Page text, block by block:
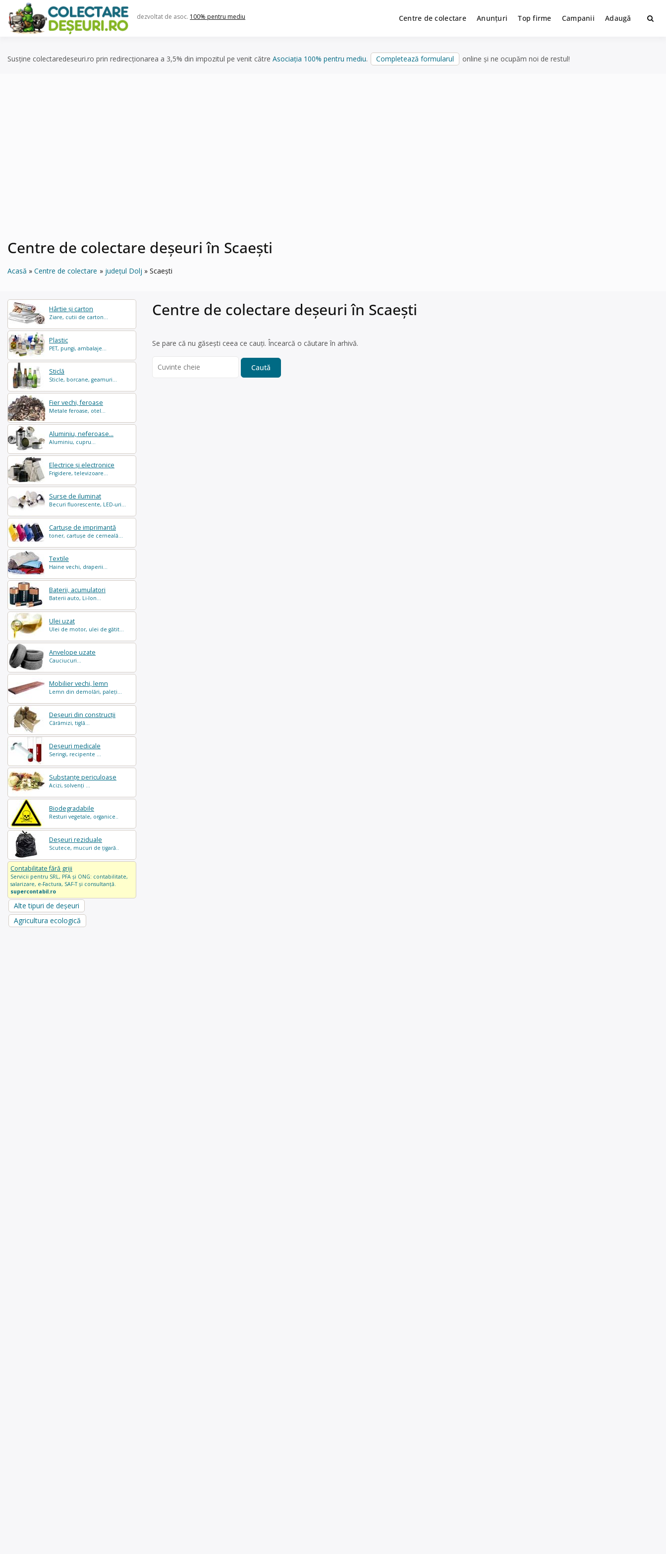
content
dezvoltat de asoc. 100% pentru mediu Centre de colectare Anunțuri Top firme Campanii Adaugă
Susține colectaredeseuri.ro prin redirecționarea a 3,5% din impozitul pe venit către Asociația 100% pentru mediu. Completează formularul online și ne ocupăm noi de restul!
Centre de colectare deșeuri în Scaeşti
Acasă Centre de colectare județul Dolj Scaeşti
Hârtie și carton
Ziare, cutii de carton...
Plastic
PET, pungi, ambalaje...
Sticlă
Sticle, borcane, geamuri...
Fier vechi, feroase
Metale feroase, otel...
Aluminiu, neferoase...
Aluminiu, cupru...
Electrice și electronice
Frigidere, televizoare...
Surse de iluminat
Becuri fluorescente, LED-uri...
Cartușe de imprimantă
toner, cartușe de cerneală...
Textile
Haine vechi, draperii...
Baterii, acumulatori
Baterii auto, Li-Ion...
Ulei uzat
Ulei de motor, ulei de gătit...
Anvelope uzate
Cauciucuri...
Mobilier vechi, lemn
Lemn din demolări, paleți...
Deșeuri din construcții
Cărămizi, tiglă...
Deșeuri medicale
Seringi, recipente ...
Substanțe periculoase
Acizi, solvenți ...
Biodegradabile
Resturi vegetale, organice..
Deșeuri reziduale
Scutece, mucuri de țigară..
Contabilitate fără griji
Servicii pentru SRL, PFA și ONG: contabilitate,
salarizare, e-Factura, SAF-T și consultanță.
supercontabil.ro
Alte tipuri de deșeuri
Agricultura ecologică
Centre de colectare deșeuri în Scaeşti
Se pare că nu găsești ceea ce cauți. Încearcă o căutare în arhivă.
for: